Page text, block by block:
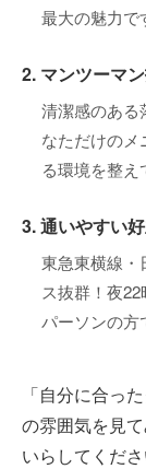
最大の魅力で
2. マンツーマ
清潔感のある
なただけの
る環境を整え
3. 通いやすい
東急東横線・
ス抜群！夜
パーソンの方
「自分に合っ
の雰囲気を見
いらしてくださ